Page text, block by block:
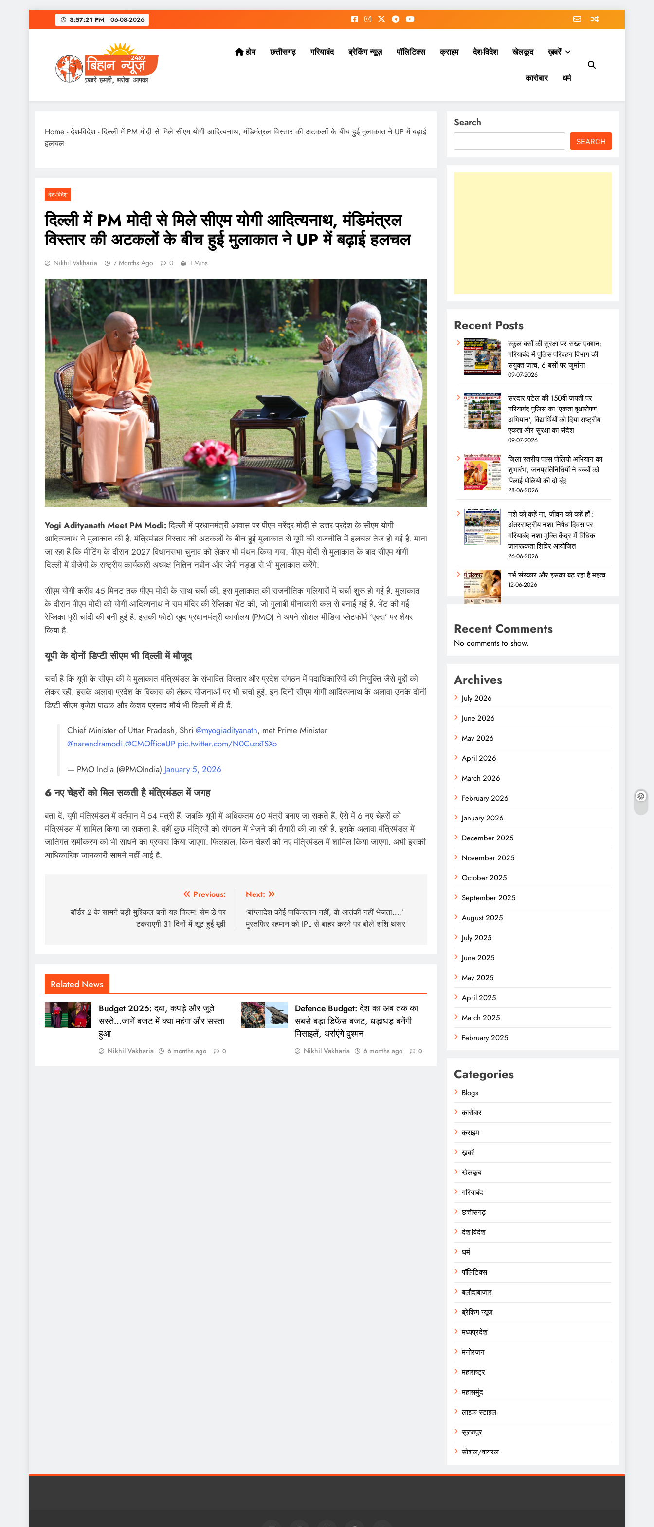
to
3:57:22 PM 06-08-2026
होम छत्तीसगढ़ गरियाबंद ब्रेकिंग न्यूज़ पॉलिटिक्स क्राइम देश-विदेश खेलकूद ख़बरें
कारोबार धर्म
Home -देश-विदेश-दिल्ली में PM मोदी से मिले सीएम योगी आदित्यनाथ, मंडिमंत्रल विस्तार की अटकलों के बीच हुई मुलाकात ने UP में बढ़ाई
हलचल
देश-विदेश
दिल्ली में PM मोदी से मिले सीएम योगी आदित्यनाथ, मंडिमंत्रल
विस्तार की अटकलों के बीच हुई मुलाकात ने UP में बढ़ाई हलचल
Nikhil Vakharia 7 Months Ago 0 1 Mins
Yogi Adityanath Meet PM Modi:दिल्ली में प्रधानमंत्री आवास पर पीएम नरेंद्र मोदी से उत्तर प्रदेश के सीएम योगी
आदित्यनाथ ने मुलाकात की है. मंत्रिमंडल विस्तार की अटकलों के बीच हुई मुलाकात से यूपी की राजनीति में हलचल तेज हो गई है. माना
जा रहा है कि मीटिंग के दौरान 2027 विधानसभा चुनाव को लेकर भी मंथन किया गया. पीएम मोदी से मुलाकात के बाद सीएम योगी
दिल्ली में बीजेपी के राष्ट्रीय कार्यकारी अध्यक्ष नितिन नबीन और जेपी नड्डा से भी मुलाकात करेंगे.
सीएम योगी करीब 45 मिनट तक पीएम मोदी के साथ चर्चा की. इस मुलाकात की राजनीतिक गलियारों में चर्चा शुरू हो गई है. मुलाकात
के दौरान पीएम मोदी को योगी आदित्यनाथ ने राम मंदिर की रेप्लिका भेंट की, जो गुलाबी मीनाकारी कल से बनाई गई है. भेंट की गई
रेप्लिका पूरी चांदी की बनी हुई है. इसकी फोटो खुद प्रधानमंत्री कार्यालय (PMO) ने अपने सोशल मीडिया प्लेटफॉर्म ‘एक्स’ पर शेयर
किया है.
यूपी के दोनों डिप्टी सीएम भी दिल्ली में मौजूद
चर्चा है कि यूपी के सीएम की ये मुलाकात मंत्रिमंडल के संभावित विस्तार और प्रदेश संगठन में पदाधिकारियों की नियुक्ति जैसे मुद्दों को
लेकर रही. इसके अलावा प्रदेश के विकास को लेकर योजनाओं पर भी चर्चा हुई. इन दिनों सीएम योगी आदित्यनाथ के अलावा उनके दोनों
डिप्टी सीएम बृजेश पाठक और केशव प्रसाद मौर्य भी दिल्ली में ही हैं.
Chief Minister of Uttar Pradesh, Shri @myogiadityanath, met Prime Minister
@narendramodi.@CMOfficeUP pic.twitter.com/N0CuzsTSXo
— PMO India (@PMOIndia) January 5, 2026
6 नए चेहरों को मिल सकती है मंत्रिमंडल में जगह
बता दें, यूपी मंत्रिमंडल में वर्तमान में 54 मंत्री हैं. जबकि यूपी में अधिकतम 60 मंत्री बनाए जा सकते हैं. ऐसे में 6 नए चेहरों को
मंत्रिमंडल में शामिल किया जा सकता है. वहीं कुछ मंत्रियों को संगठन में भेजने की तैयारी की जा रही है. इसके अलावा मंत्रिमंडल में
जातिगत समीकरण को भी साधने का प्रयास किया जाएगा. फिलहाल, किन चेहरों को नए मंत्रिमंडल में शामिल किया जाएगा. अभी इसकी
आधिकारिक जानकारी सामने नहीं आई है.
navigation
Previous:
बॉर्डर 2 के सामने बड़ी मुश्किल बनी यह फिल्म! सेम डे पर
टकराएगी 31 दिनों में शूट हुई मूवी
Next:
‘बांग्लादेश कोई पाकिस्तान नहीं, वो आतंकी नहीं भेजता…,’
मुस्तफिर रहमान को IPL से बाहर करने पर बोले शशि थरूर
Related News
Budget 2026: दवा, कपड़े और जूते
सस्ते…जानें बजट में क्या महंगा और सस्ता
हुआ
Nikhil Vakharia 6 months ago 0
Defence Budget: देश का अब तक का
सबसे बड़ा डिफेंस बजट, धड़ाधड़ बनेंगी
मिसाइलें, थर्राएंगे दुश्मन
Nikhil Vakharia 6 months ago 0
Search
SEARCH
Recent Posts
स्कूल बसों की सुरक्षा पर सख्त एक्शन:
गरियाबंद में पुलिस-परिवहन विभाग की
संयुक्त जांच, 6 बसों पर जुर्माना
09-07-2026
सरदार पटेल की 150वीं जयंती पर
गरियाबंद पुलिस का ‘एकता वृक्षारोपण
अभियान’, विद्यार्थियों को दिया राष्ट्रीय
एकता और सुरक्षा का संदेश
09-07-2026
जिला स्तरीय पल्स पोलियो अभियान का
शुभारंभ, जनप्रतिनिधियों ने बच्चों को
पिलाई पोलियो की दो बूंद
28-06-2026
नशे को कहें ना, जीवन को कहें हाँ :
अंतरराष्ट्रीय नशा निषेध दिवस पर
गरियाबंद नशा मुक्ति केंद्र में विधिक
जागरूकता शिविर आयोजित
26-06-2026
गर्भ संस्कार और इसका बढ़ रहा है महत्व
12-06-2026
Recent Comments
No comments to show.
Archives
July 2026
June 2026
May 2026
April 2026
March 2026
February 2026
January 2026
December 2025
November 2025
October 2025
September 2025
August 2025
July 2025
June 2025
May 2025
April 2025
March 2025
February 2025
Categories
Blogs
कारोबार
क्राइम
ख़बरें
खेलकूद
गरियाबंद
छत्तीसगढ़
देश-विदेश
धर्म
पॉलिटिक्स
बलौदाबाजार
ब्रेकिंग न्यूज़
मध्यप्रदेश
मनोरंजन
महाराष्ट्र
महासमुंद
लाइफ स्टाइल
सूरजपुर
सोशल/वायरल